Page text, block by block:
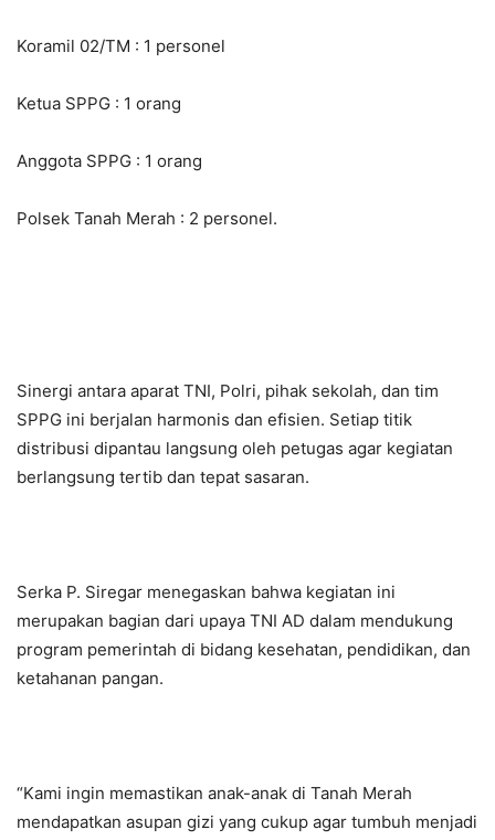
Koramil 02/TM : 1 personel
Ketua SPPG : 1 orang
Anggota SPPG : 1 orang
Polsek Tanah Merah : 2 personel.
Sinergi antara aparat TNI, Polri, pihak sekolah, dan tim
SPPG ini berjalan harmonis dan efisien. Setiap titik
distribusi dipantau langsung oleh petugas agar kegiatan
berlangsung tertib dan tepat sasaran.
Serka P. Siregar menegaskan bahwa kegiatan ini
merupakan bagian dari upaya TNI AD dalam mendukung
program pemerintah di bidang kesehatan, pendidikan, dan
ketahanan pangan.
“Kami ingin memastikan anak-anak di Tanah Merah
mendapatkan asupan gizi yang cukup agar tumbuh menjadi